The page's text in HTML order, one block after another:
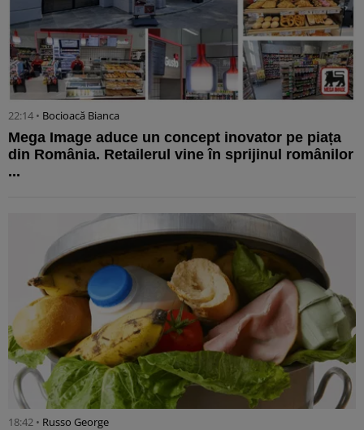
22:14 • Bocioacă Bianca
Mega Image aduce un concept inovator pe piața
din România. Retailerul vine în sprijinul românilor
...
18:42 • Russo George